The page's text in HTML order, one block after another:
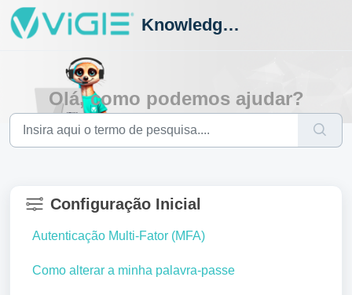
Knowledge Hub
Olá, como podemos ajudar?
Configuração Inicial
Autenticação Multi-Fator (MFA)
Como alterar a minha palavra-passe